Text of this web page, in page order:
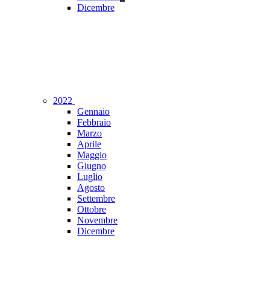
Dicembre
2022
Gennaio
Febbraio
Marzo
Aprile
Maggio
Giugno
Luglio
Agosto
Settembre
Ottobre
Novembre
Dicembre